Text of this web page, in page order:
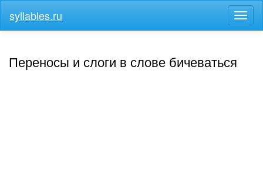
меню
syllables.ru
Переносы и слоги в слове бичеваться